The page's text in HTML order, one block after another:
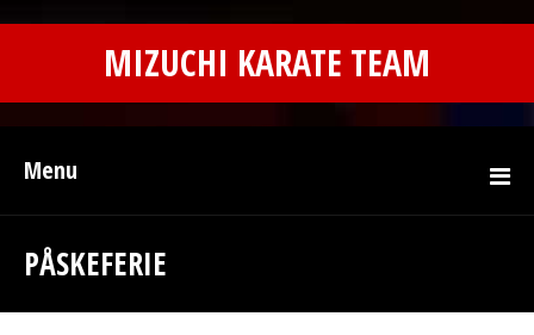
MIZUCHI KARATE TEAM
Menu
PÅSKEFERIE